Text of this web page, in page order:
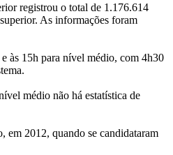
registrou o total de 1.176.614
As informações foram
às 15h para nível médio, com 4h30
médio não há estatística de
em 2012, quando se candidataram